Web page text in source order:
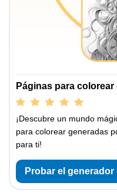
Páginas para colorear
¡Descubre un mundo
para colorear generadas
para ti!
Probar el